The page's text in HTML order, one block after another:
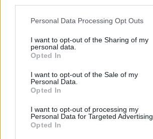
Personal Data Processing Opt Outs
I want to opt-out of the Sharing of my
personal data.
Opted In
I want to opt-out of the Sale of my
Personal Data.
Opted In
I want to opt-out of processing my
Personal Data for Targeted Advertising.
Opted In
Πλήρης απασχόληση
Αποθηκάριος Φορτοεκφόρτωσης -
Ασπρόπυργος
ΑΣΠΡΟΠΥΡΓΟΣ | ΑΘΗΝΑ - ΑΤΤΙΚΗ
Πλήρης απασχόληση